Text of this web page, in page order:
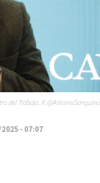
- 07:07
del Trabajo. X: @AntonioSanguino